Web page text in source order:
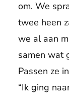
om. We
twee heen
we al aan
samen wat
Passen ze
“Ik ging